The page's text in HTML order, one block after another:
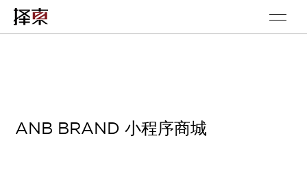
ANB BRAND 小程序商城